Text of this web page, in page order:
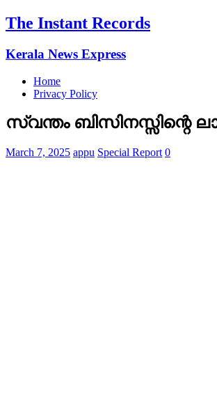
The Instant Records
Kerala News Express
Home
Privacy Policy
സ്വന്തം ബിസിനസ്സിന്റെ
March 7, 2025 appu Special Report 0